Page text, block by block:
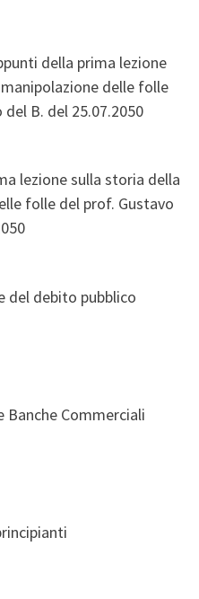
della prima lezione
delle folle
B. del 25.07.2050
lezione sulla storia della
folle del prof. Gustavo
del debito pubblico
Banche Commerciali